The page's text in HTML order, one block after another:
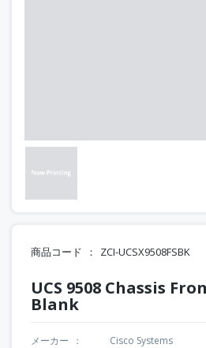
商品コード ZCI-UCSX9508FSBK
UCS 9508 Chassis
Blank
メーカー
Cisco Systems